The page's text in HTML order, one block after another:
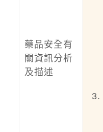
藥品安全有
關資訊分析
及描述